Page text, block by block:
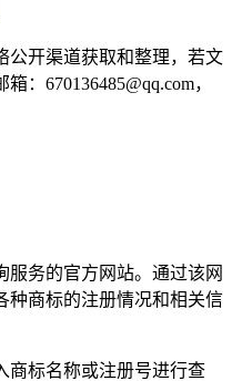
公开渠道获取和整理，若文
：670136485@qq.com，
服务的官方网站。通过该网
种商标的注册情况和相关信
商标名称或注册号进行查